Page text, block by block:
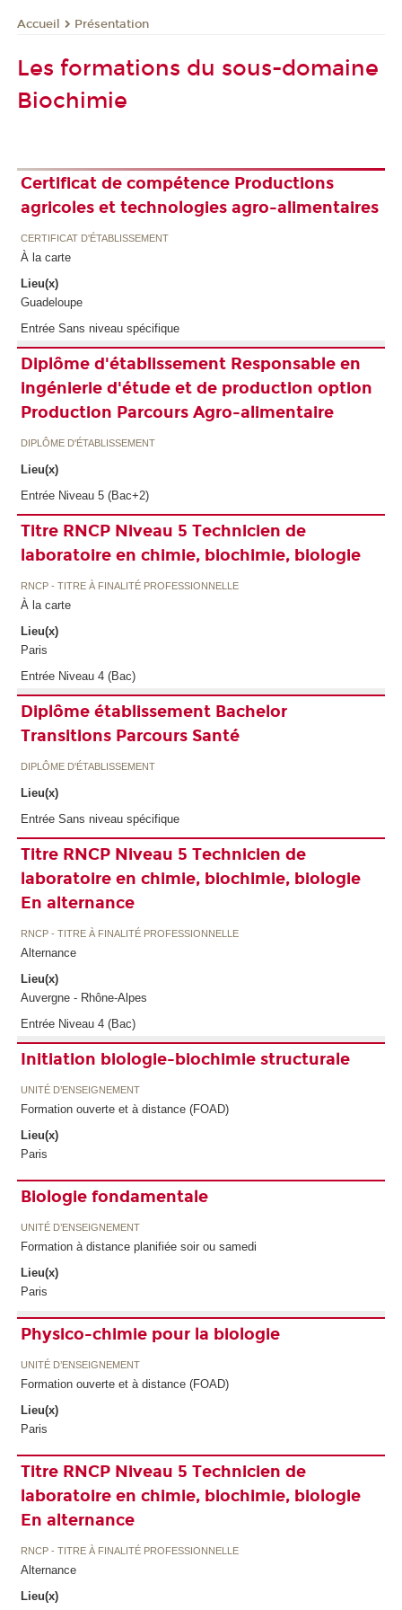
Accueil Présentation
Les formations du sous-domaine
Biochimie
Certificat de compétence Productions
agricoles et technologies agro-alimentaires
CERTIFICAT D'ÉTABLISSEMENT
À la carte
Lieu(x)
Guadeloupe
Entrée Sans niveau spécifique
Diplôme d'établissement Responsable en
ingénierie d'étude et de production option
Production Parcours Agro-alimentaire
DIPLÔME D'ÉTABLISSEMENT
Lieu(x)
Entrée Niveau 5 (Bac+2)
Titre RNCP Niveau 5 Technicien de
laboratoire en chimie, biochimie, biologie
RNCP - TITRE À FINALITÉ PROFESSIONNELLE
À la carte
Lieu(x)
Paris
Entrée Niveau 4 (Bac)
Diplôme établissement Bachelor
Transitions Parcours Santé
DIPLÔME D'ÉTABLISSEMENT
Lieu(x)
Entrée Sans niveau spécifique
Titre RNCP Niveau 5 Technicien de
laboratoire en chimie, biochimie, biologie
En alternance
RNCP - TITRE À FINALITÉ PROFESSIONNELLE
Alternance
Lieu(x)
Auvergne - Rhône-Alpes
Entrée Niveau 4 (Bac)
Initiation biologie-biochimie structurale
UNITÉ D’ENSEIGNEMENT
Formation ouverte et à distance (FOAD)
Lieu(x)
Paris
Biologie fondamentale
UNITÉ D’ENSEIGNEMENT
Formation à distance planifiée soir ou samedi
Lieu(x)
Paris
Physico-chimie pour la biologie
UNITÉ D’ENSEIGNEMENT
Formation ouverte et à distance (FOAD)
Lieu(x)
Paris
Titre RNCP Niveau 5 Technicien de
laboratoire en chimie, biochimie, biologie
En alternance
RNCP - TITRE À FINALITÉ PROFESSIONNELLE
Alternance
Lieu(x)